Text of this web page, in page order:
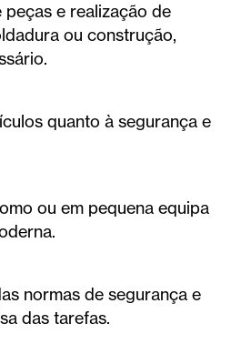
e realização de
ou construção,
quanto à segurança e
ou em pequena equipa
normas de segurança e
das tarefas.